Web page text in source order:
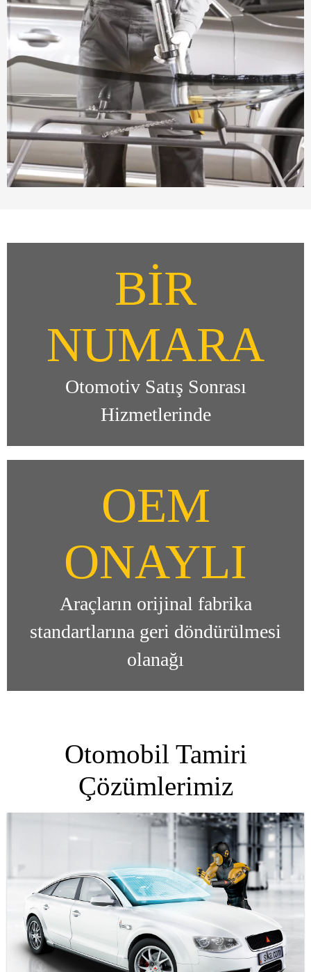
BİR
NUMARA
Otomotiv Satış Sonrası
Hizmetlerinde
OEM
ONAYLI
Araçların orijinal fabrika
standartlarına geri döndürülmesi
olanağı
Otomobil Tamiri
Çözümlerimiz